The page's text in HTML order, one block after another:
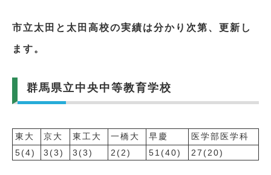
市立太田と太田高校の実績は分かり次第、更新し
ます。
群馬県立中央中等教育学校
東大 京大 東工大 一橋大 早慶
医学部医学科
5(4)
3(3) 3(3) 2(2) 51(40) 27(20)